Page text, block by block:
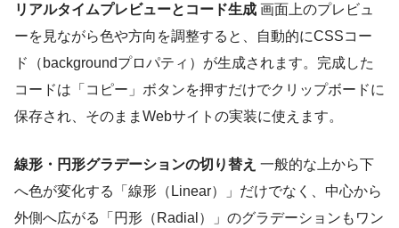
リアルタイムプレビューとコード生成 画面上のプレビュ
ーを見ながら色や方向を調整すると、自動的にCSSコー
ド（backgroundプロパティ）が生成されます。完成した
コードは「コピー」ボタンを押すだけでクリップボードに
保存され、そのままWebサイトの実装に使えます。
線形・円形グラデーションの切り替え 一般的な上から下
へ色が変化する「線形（Linear）」だけでなく、中心から
外側へ広がる「円形（Radial）」のグラデーションもワン